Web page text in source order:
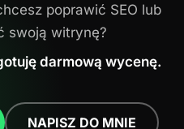
poprawić SEO lub
swoją witrynę?
darmową wycenę.
NAPISZ DO MNIE